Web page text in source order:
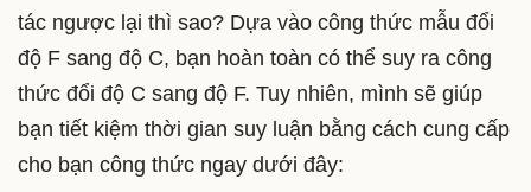
tác ngược lại thì sao? Dựa vào công thức mẫu đổi
độ F sang độ C, bạn hoàn toàn có thể suy ra công
thức đổi độ C sang độ F. Tuy nhiên, mình sẽ giúp
bạn tiết kiệm thời gian suy luận bằng cách cung cấp
cho bạn công thức ngay dưới đây: